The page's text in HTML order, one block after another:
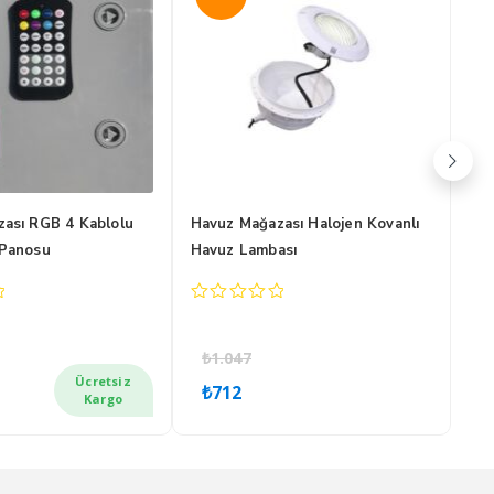
RGB 4 Kablolu
Ücretsiz
Kargo
Havuz Mağazası Halojen Kovanlı
Havuz Lambası
₺1.047
Orijinal
fiyat:
₺712Şu
andaki